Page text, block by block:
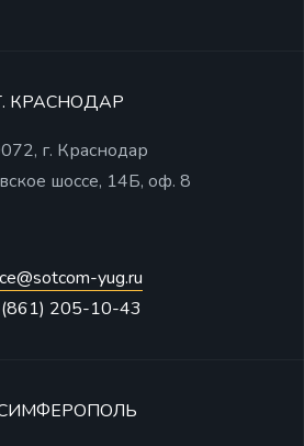
КРАСНОДАР
г. Краснодар
шоссе, 14Б, оф. 8
yug.ru
205-10-43